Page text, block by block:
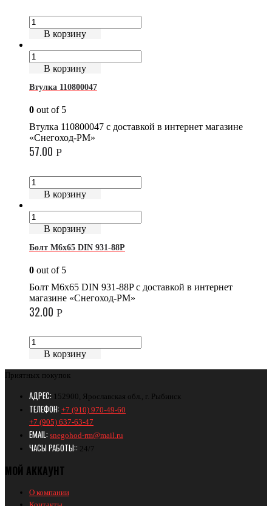
В корзину
В корзину
Втулка 110800047
0 out of 5
Втулка 110800047 с доставкой в интернет магазине
«Снегоход-РМ»
57.00 Р
В корзину
В корзину
Болт М6х65 DIN 931-88P
0 out of 5
Болт М6х65 DIN 931-88P с доставкой в интернет
магазине «Снегоход-РМ»
32.00 Р
В корзину
Приятных покупок
АДРЕС: 152900, Ярославская обл., г. Рыбинск
ТЕЛЕФОН: +7 (910) 970-49-60
+7 (905) 637-63-47
EMAIL: snegohod-rm@mail.ru
ЧАСЫ РАБОТЫ:: 24/7
МОЙ АККАУНТ
О компании